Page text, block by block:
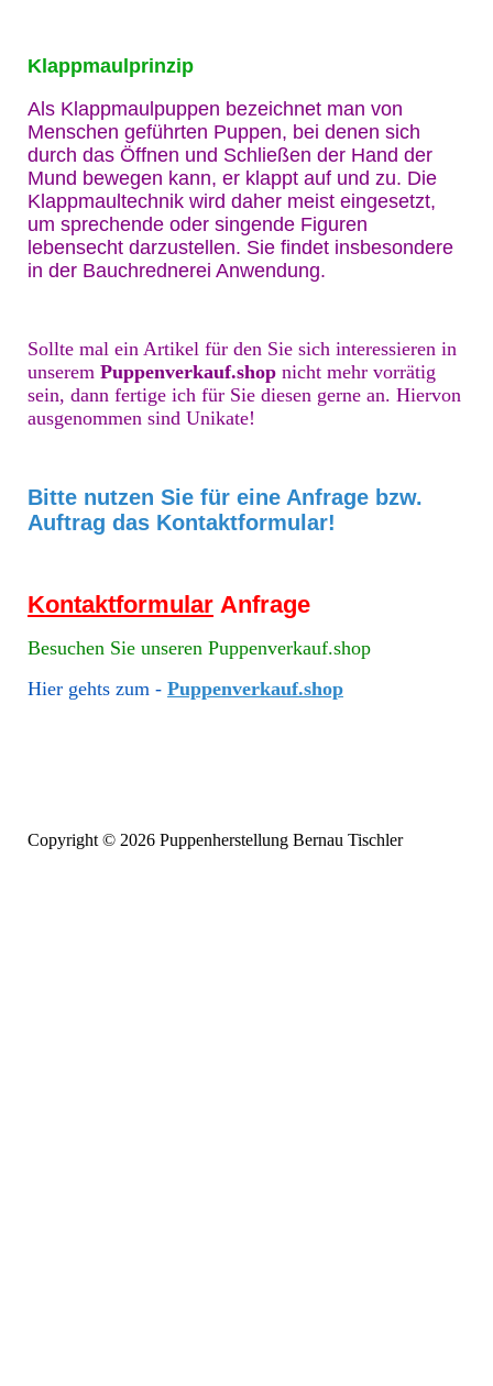
Klappmaulprinzip
Als Klappmaulpuppen bezeichnet man von
Menschen geführten Puppen, bei denen sich
durch das Öffnen und Schließen der Hand der
Mund bewegen kann, er klappt auf und zu. Die
Klappmaultechnik wird daher meist eingesetzt,
um sprechende oder singende Figuren
lebensecht darzustellen. Sie findet insbesondere
in der Bauchrednerei Anwendung.
Sollte mal ein Artikel für den Sie sich interessieren in
unserem Puppenverkauf.shop nicht mehr vorrätig
sein, dann fertige ich für Sie diesen gerne an. Hiervon
ausgenommen sind Unikate!
Bitte nutzen Sie für eine Anfrage bzw.
Auftrag das Kontaktformular!
Kontaktformular Anfrage
Besuchen Sie unseren Puppenverkauf.shop
Hier gehts zum - Puppenverkauf.shop
Copyright © 2026 Puppenherstellung Bernau Tischler